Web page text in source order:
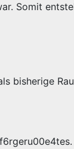
Somit
bisherige